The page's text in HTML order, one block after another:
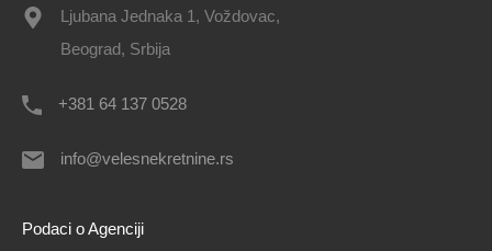
Ljubana Jednaka 1, Voždovac,
Beograd, Srbija
+381 64 137 0528
info@velesnekretnine.rs
Podaci o Agenciji